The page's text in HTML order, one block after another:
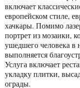
включает
европейском стиле,
хачкары. Помимо
портрет из мозаики,
ушедшего человека
выполняется
Услуга включает
укладку плитки,
ограды.